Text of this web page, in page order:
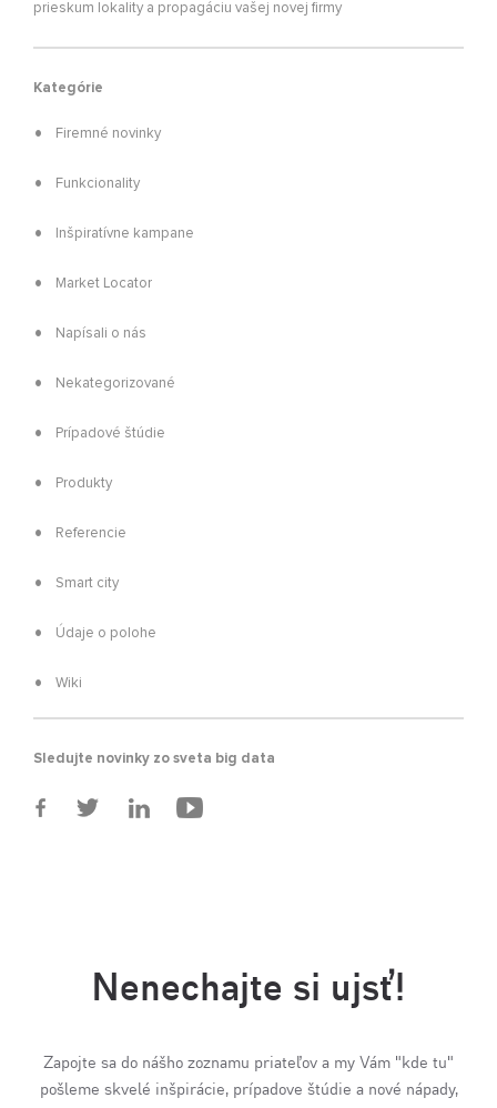
prieskum lokality a propagáciu vašej novej firmy
Kategórie
Firemné novinky
Funkcionality
Inšpiratívne kampane
Market Locator
Napísali o nás
Nekategorizované
Prípadové štúdie
Produkty
Referencie
Smart city
Údaje o polohe
Wiki
Sledujte novinky zo sveta big data
Nenechajte si ujsť!
Zapojte sa do nášho zoznamu priateľov a my Vám "kde tu"
pošleme skvelé inšpirácie, prípadove štúdie a nové nápady,